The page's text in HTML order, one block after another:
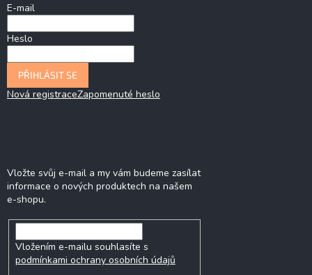
E-mail
Heslo
PŘIHLÁSIT SE
Nová registraceZapomenuté heslo
Vložte svůj e-mail a my vám budeme zasílat
informace o nových produktech na našem
e-shopu.
Vložením e-mailu souhlasíte s
podmínkami ochrany osobních údajů